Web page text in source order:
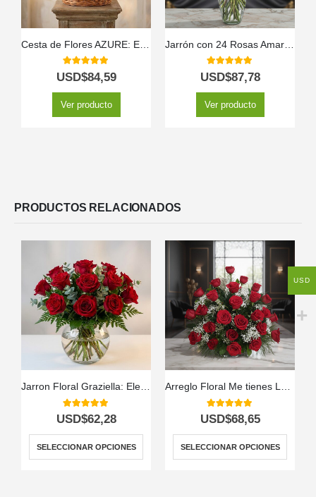
5.00 out of 5
USD$84,59
Ver producto
5.00 out of 5
USD$87,78
Ver producto
PRODUCTOS RELACIONADOS
Jarron Floral Graziella: Elegancia en 12 Rosas Seleccionadas 🌹
5.00out of 5
USD$62,28
SELECCIONAR OPCIONES
Arreglo Floral Me tienes Loco
5.00out of 5
USD$68,65
SELECCIONAR OPCIONES
USD